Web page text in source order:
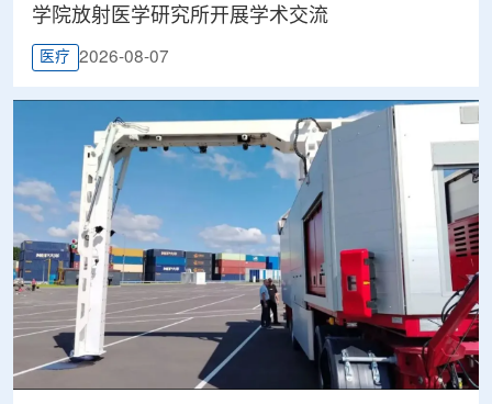
学院放射医学研究所开展学术交流
医疗 2026-08-07